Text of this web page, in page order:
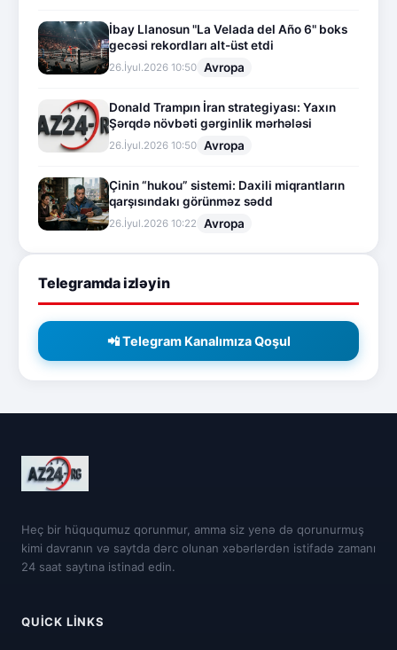
İbay Llanosun "La Velada del Año 6" boks
gecəsi rekordları alt-üst etdi
26.İyul.2026 10:50 Avropa
Donald Trampın İran strategiyası: Yaxın
Şərqdə növbəti gərginlik mərhələsi
26.İyul.2026 10:50 Avropa
Çinin “hukou” sistemi: Daxili miqrantların
qarşısındakı görünməz sədd
26.İyul.2026 10:22 Avropa
Telegramda izləyin
📲 Telegram Kanalımıza Qoşul
Heç bir hüququmuz qorunmur, amma siz yenə də qorunurmuş
kimi davranın və saytda dərc olunan xəbərlərdən istifadə zamanı
24 saat saytına istinad edin.
QUICK LINKS